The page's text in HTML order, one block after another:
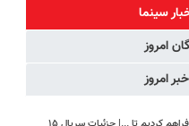
سینما
امروز
امروز